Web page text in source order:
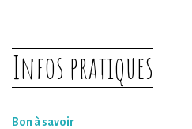
Infos pratiques
Bon à savoir